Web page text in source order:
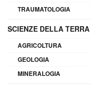
TRAUMATOLOGIA
SCIENZE DELLA TERRA
AGRICOLTURA
GEOLOGIA
MINERALOGIA